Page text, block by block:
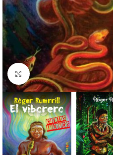
Haga clic para ampliar